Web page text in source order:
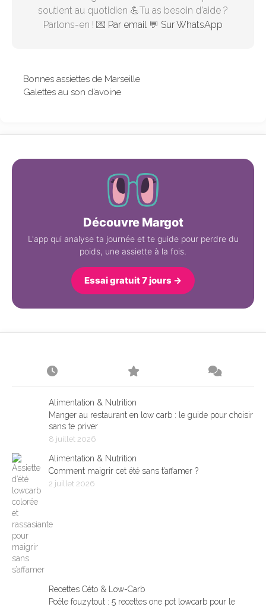
soutient au quotidien 💪Tu as besoin d'aide ?
Parlons-en ! 💌 Par email 💬 Sur WhatsApp
Bonnes assiettes de Marseille
Galettes au son d’avoine
Découvre Margot
L'app qui analyse ta journée et te guide pour perdre du
poids, une assiette à la fois.
Essai gratuit 7 jours →
Alimentation & Nutrition
Manger au restaurant en low carb : le guide pour choisir
sans te priver
8 juillet 2026
Alimentation & Nutrition
Comment maigrir cet été sans t’affamer ?
2 juillet 2026
Recettes Céto & Low-Carb
Poêle fouzytout : 5 recettes one pot lowcarb pour le